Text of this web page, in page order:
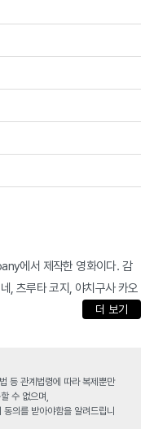
에서 제작한 영화이다. 감
, 츠루타 코지, 야치구사 카오
더 보기
등 관계법령에 따라 복제뿐만
수 없으며,
의를 받아야함을 알려드립니